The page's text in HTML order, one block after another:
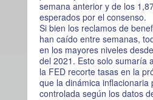
semana anterior y de los
esperados por el consenso.
Si bien los reclamos de
han caído entre semanas,
en los mayores niveles
del 2021. Esto solo sumaría
la FED recorte tasas en la
que la dinámica inflacionaria
controlada según los datos